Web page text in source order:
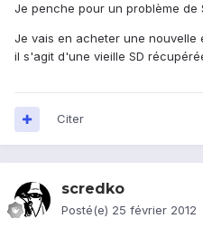
Je penche pour un problème de
Je vais en acheter une
il s'agit d'une vieille SD
Citer
scredko
Posté(e) 25 février 2012